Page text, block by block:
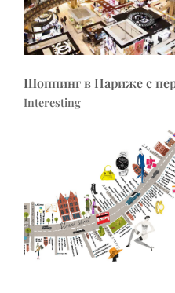
Шоппинг в Париже с
Interesting